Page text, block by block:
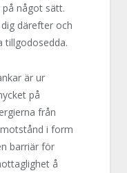
något sätt.
därefter och
tillgodosedda.
är ur
på
från
i form
barriär för
å